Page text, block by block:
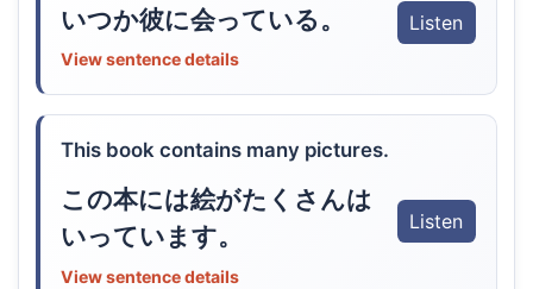
いつか彼に会っている。 Listen
View sentence details
This book contains many pictures.
この本には絵がたくさんは
いっています。
Listen
View sentence details